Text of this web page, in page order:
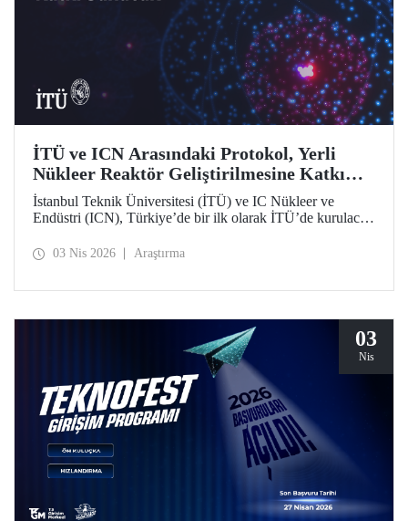
İTÜ ve ICN Arasındaki Protokol, Yerli
Nükleer Reaktör Geliştirilmesine Katkı
Sunacak
İstanbul Teknik Üniversitesi (İTÜ) ve IC Nükleer ve
Endüstri (ICN), Türkiye’de bir ilk olarak İTÜ’de kurulacak
sürecine katkı sağlayacak bir protokolü hayata geçirdi.
03 Nis 2026 Araştırma
03
Nis